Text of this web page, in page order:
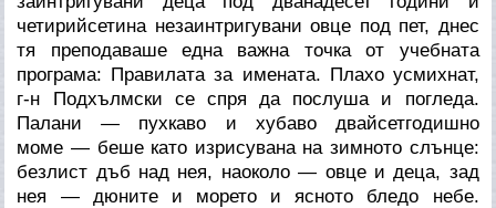
четирийсетина незаинтригувани овце под пет, днес
тя преподаваше една важна точка от учебната
програма: Правилата за имената. Плахо усмихнат,
г-н Подхълмски се спря да послуша и погледа.
Палани — пухкаво и хубаво двайсетгодишно
моме — беше като изрисувана на зимното слънце:
безлист дъб над нея, наоколо — овце и деца, зад
нея — дюните и морето и ясното бледо небе.